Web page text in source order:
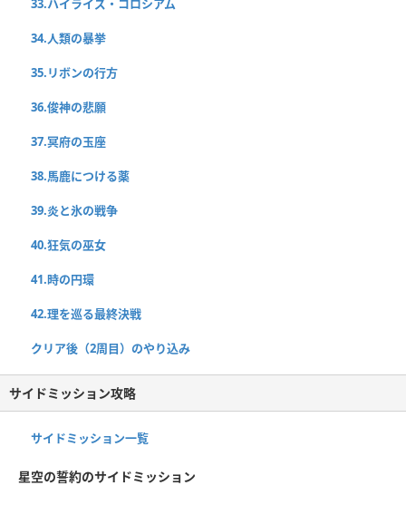
33.ハイライズ・コロシアム
34.人類の暴挙
35.リボンの行方
36.俊神の悲願
37.冥府の玉座
38.馬鹿につける薬
39.炎と氷の戦争
40.狂気の巫女
41.時の円環
42.理を巡る最終決戦
クリア後（2周目）のやり込み
サイドミッション攻略
サイドミッション一覧
星空の誓約のサイドミッション